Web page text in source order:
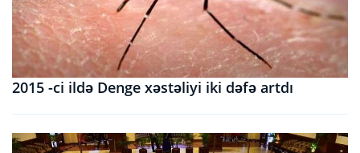
2015 -ci ildə Denge xəstəliyi iki dəfə artdı